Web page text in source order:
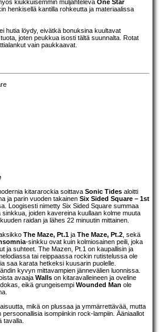
kiukkuisemmin muljahteleva One Star
henkisellä kantilla rohkeutta ja materiaalissa
hutia löydy, eivätkä bonuksina kuultavat
joten peukkua isosti tältä suunnalta. Rotat
vain paukkaavat.
kitararockia soittava Sonic Tides aloitti
ja parin vuoden takainen Six Sided Square – 1st
Loogisesti nimetty Six Sided Square summaa
joiden kavereina kuullaan kolme muuta
raidan ja lähes 22 minuutin mittainen.
The Maze, Pt.1 ja The Maze, Pt.2 , sekä
-sinkku ovat kuin kolmiosainen peili, joka
ja suhteet. The Mazen, Pt.1 on kaupallisin ja
tai reippaassa rockin rutistelussa ole
saa karata hetkeksi kuusarin puolelle.
kyvyn mittavampien jännevälien luonnissa.
avaaja Walls on kitaravalleineen ja oveline
eikä grungeisempi Wounded Man ole
mikä on plussaa ja ymmärrettävää, mutta
isompiinkin rock-lampiin. Ääniaallot
tavalla.